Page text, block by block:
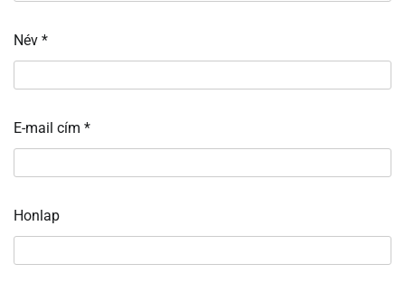
Név *
E-mail cím *
Honlap